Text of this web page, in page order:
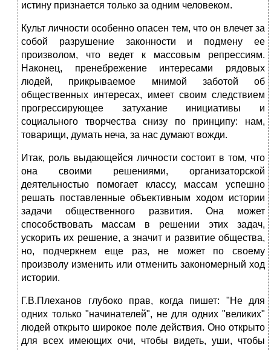
истину признается только за одним человеком.
Культ личности особенно опасен тем, что он влечет за
собой разрушение законности и подмену ее
произволом, что ведет к массовым репрессиям.
Наконец, пренебрежение интересами рядовых
людей, прикрываемое мнимой заботой об
общественных интересах, имеет своим следствием
прогрессирующее затухание инициативы и
социального творчества снизу по принципу: нам,
товарищи, думать неча, за нас думают вожди.
Итак, роль выдающейся личности состоит в том, что
она своими решениями, организаторской
деятельностью помогает классу, массам успешно
решать поставленные объективным ходом истории
задачи общественного развития. Она может
способствовать массам в решении этих задач,
ускорить их решение, а значит и развитие общества,
но, подчеркнем еще раз, не может по своему
произволу изменить или отменить закономерный ход
истории.
Г.В.Плеханов глубоко прав, когда пишет: "Не для
одних только "начинателей", не для одних "великих"
людей открыто широкое поле действия. Оно открыто
для всех имеющих очи, чтобы видеть, уши, чтобы